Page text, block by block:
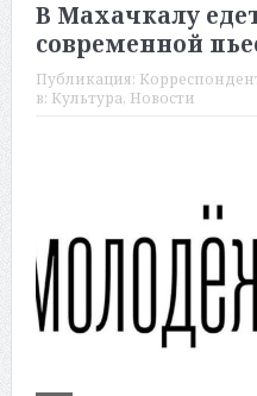
В Махачкалу
современной
Публикация:
в: Культура, Новости